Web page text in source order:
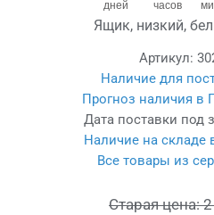
дней часов
Ящик, низкий,
Артикул:
Наличие для
Прогноз наличия в
Дата поставки под
Наличие на складе
Все товары из
Старая цена: